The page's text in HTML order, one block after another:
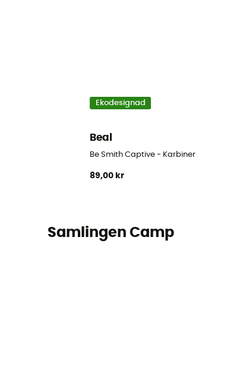
Ekodesignad
Beal
Be Smith Captive - Karbiner
89,00 kr
Samlingen Camp